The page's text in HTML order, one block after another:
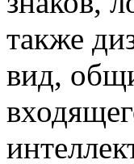
также
вид,